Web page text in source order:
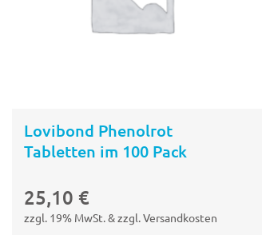
Lovibond Phenolrot
Tabletten im 100 Pack
25,10 €
zzgl. 19% MwSt. & zzgl. Versandkosten